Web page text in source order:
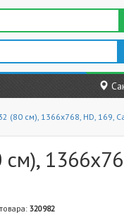
(80 см), 1366x768, HD, 169,
320982